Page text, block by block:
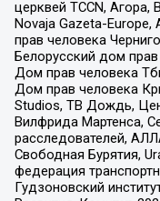
церквей TCCN,
Novaja Gazeta-
прав человека
Белорусский дом
Дом прав человека
Дом прав человека
Studios, ТВ Дождь,
Вилфрида Мартенса,
расследователей,
Свободная Бурятия,
федерация
Гудзоновский